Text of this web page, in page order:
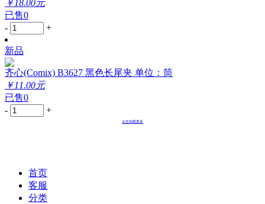
￥18.00元
已售0
-
+
新品
齐心(Comix) B3627 黑色长尾夹 单位：筒
￥11.00元
已售0
-
+
点击加载更多
首页
客服
分类